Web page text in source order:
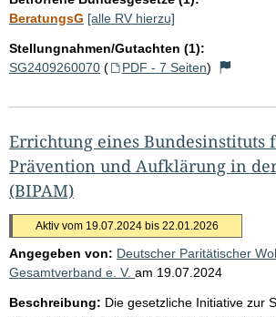
BeratungsG [alle RV hierzu]
Stellungnahmen/Gutachten (1):
SG2409260070 ( PDF - 7 Seiten)
Errichtung eines Bundesinstituts
Prävention und Aufklärung in
(BIPAM)
Aktiv vom 19.07.2024 bis 22.01.2026
Angegeben von: Deutscher Paritätischer
Gesamtverband e. V. am 19.07.2024
Beschreibung: Die gesetzliche Initiative zur